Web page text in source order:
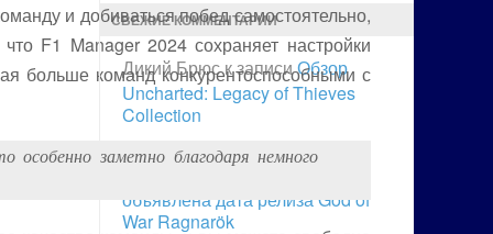
и добиваться побед самостоятельно,
F1 Manager 2024 сохраняет настройки
больше команд конкурентоспособными с
особенно заметно благодаря немного
СВЕЖИЕ КОММЕНТАРИИ
Дикий Брюск записиОбзор
Uncharted: Legacy of Thieves
Collection
Дикий Брюск записи
Долгожданное событие:
объявлена дата релиза God of
War Ragnarök